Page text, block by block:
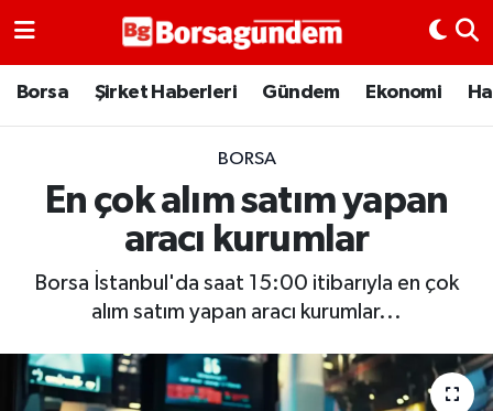
Borsa Şirket Haberleri Gündem Ekonomi
BORSA
En çok alım satım yapan
aracı kurumlar
Borsa İstanbul'da saat 15:00 itibarıyla en çok
alım satım yapan aracı kurumlar...
Borsa
Emtia
Gündem
Bitcoin